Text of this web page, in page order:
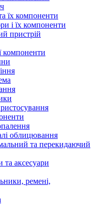
їх компоненти
і їх компоненти
пристрій
компоненти
облицювання
та перекидаючий
та аксесуари
ремені,